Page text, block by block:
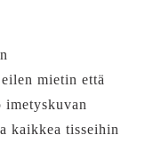
mietin että
kaikkea tisseihin